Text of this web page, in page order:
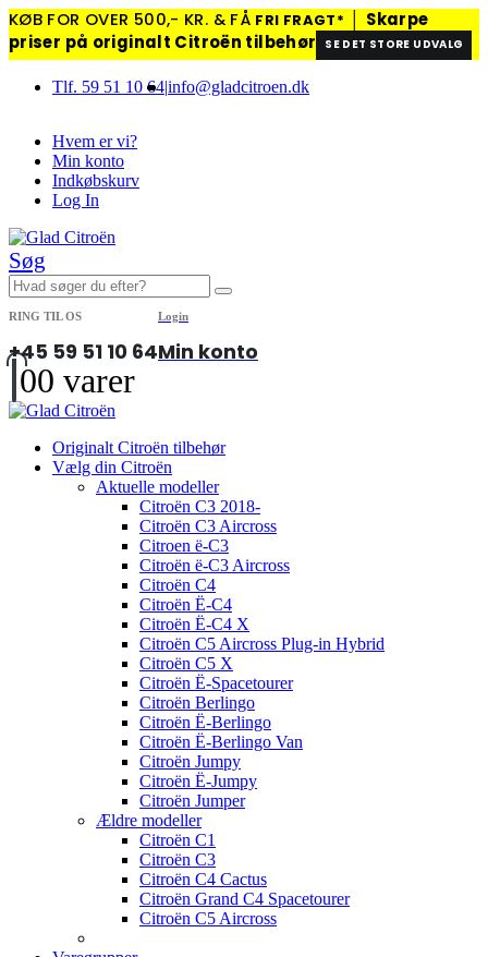
KØB FOR OVER 500,- KR. & FÅ FRI FRAGT*
Skarpe
priser på originalt Citroën tilbehør
SE DET STORE UDVALG
Tlf. 59 51 10 64|info@gladcitroen.dk
Hvem er vi?
Min konto
Indkøbskurv
Log In
Søg
RING TIL OS
+45 59 51 10 64
Login
Min konto
00 varer
Originalt Citroën tilbehør
Vælg din Citroën
Aktuelle modeller
Citroën C3 2018-
Citroën C3 Aircross
Citroen ë-C3
Citroën ë-C3 Aircross
Citroën C4
Citroën Ë-C4
Citroën Ë-C4 X
Citroën C5 Aircross Plug-in Hybrid
Citroën C5 X
Citroën Ë-Spacetourer
Citroën Berlingo
Citroën Ë-Berlingo
Citroën Ë-Berlingo Van
Citroën Jumpy
Citroën Ë-Jumpy
Citroën Jumper
Ældre modeller
Citroën C1
Citroën C3
Citroën C4 Cactus
Citroën Grand C4 Spacetourer
Citroën C5 Aircross